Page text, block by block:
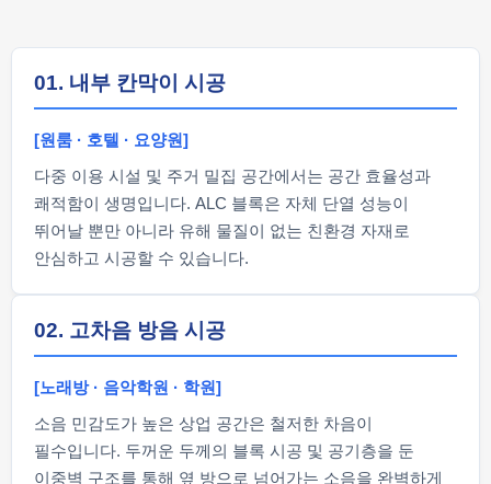
01. 내부 칸막이 시공
[원룸 · 호텔 · 요양원]
다중 이용 시설 및 주거 밀집 공간에서는 공간 효율성과
쾌적함이 생명입니다. ALC 블록은 자체 단열 성능이
뛰어날 뿐만 아니라 유해 물질이 없는 친환경 자재로
안심하고 시공할 수 있습니다.
02. 고차음 방음 시공
[노래방 · 음악학원 · 학원]
소음 민감도가 높은 상업 공간은 철저한 차음이
필수입니다. 두꺼운 두께의 블록 시공 및 공기층을 둔
이중벽 구조를 통해 옆 방으로 넘어가는 소음을 완벽하게